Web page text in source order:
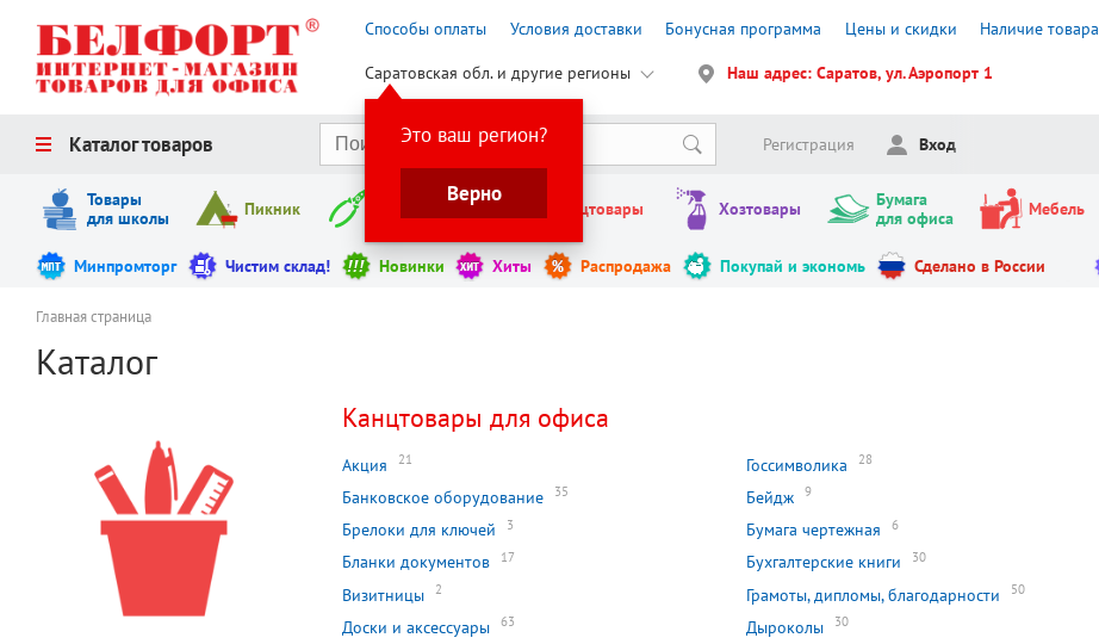
Способы оплаты Условия доставки Бонусная программа Цены и скидки Наличие товара
Саратовская обл. и другие регионы
Это ваш регион?
Верно
Наш адрес: Саратов, ул. Аэропорт 1
Каталог товаров Регистрация Вход
Товары
для школы
Пикник Инструменты Канцтовары Хозтовары
Бумага
для офиса
Мебель
Минпромторг Чистим склад! Новинки Хиты Распродажа Покупай и экономь Сделано в России
Главная страница
Каталог
Канцтовары для офиса
Акция 21 Госсимволика 28
Банковское оборудование 35 Бейдж 9
Брелоки для ключей 3 Бумага чертежная 6
Бланки документов 17 Бухгалтерские книги 30
Визитницы 2 Грамоты, дипломы, благодарности 50
Доски и аксессуары 63 Дыроколы 30